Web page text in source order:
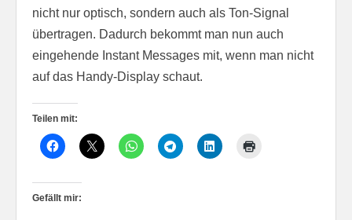
nicht nur optisch, sondern auch als Ton-Signal
übertragen. Dadurch bekommt man nun auch
eingehende Instant Messages mit, wenn man nicht
auf das Handy-Display schaut.
Teilen mit:
Gefällt mir: